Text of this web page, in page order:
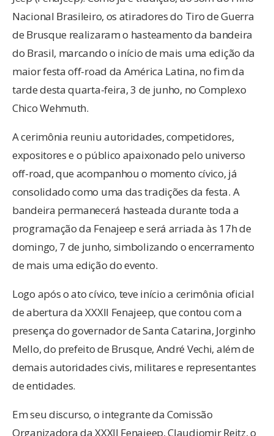
Nacional Brasileiro, os atiradores do Tiro de Guerra
de Brusque realizaram o hasteamento da bandeira
do Brasil, marcando o início de mais uma edição da
maior festa off-road da América Latina, no fim da
tarde desta quarta-feira, 3 de junho, no Complexo
Chico Wehmuth.
A cerimônia reuniu autoridades, competidores,
expositores e o público apaixonado pelo universo
off-road, que acompanhou o momento cívico, já
consolidado como uma das tradições da festa. A
bandeira permanecerá hasteada durante toda a
programação da Fenajeep e será arriada às 17h de
domingo, 7 de junho, simbolizando o encerramento
de mais uma edição do evento.
Logo após o ato cívico, teve início a cerimônia oficial
de abertura da XXXII Fenajeep, que contou com a
presença do governador de Santa Catarina, Jorginho
Mello, do prefeito de Brusque, André Vechi, além de
demais autoridades civis, militares e representantes
de entidades.
Em seu discurso, o integrante da Comissão
Organizadora da XXXII Fenajeep, Claudiomir Reitz, o